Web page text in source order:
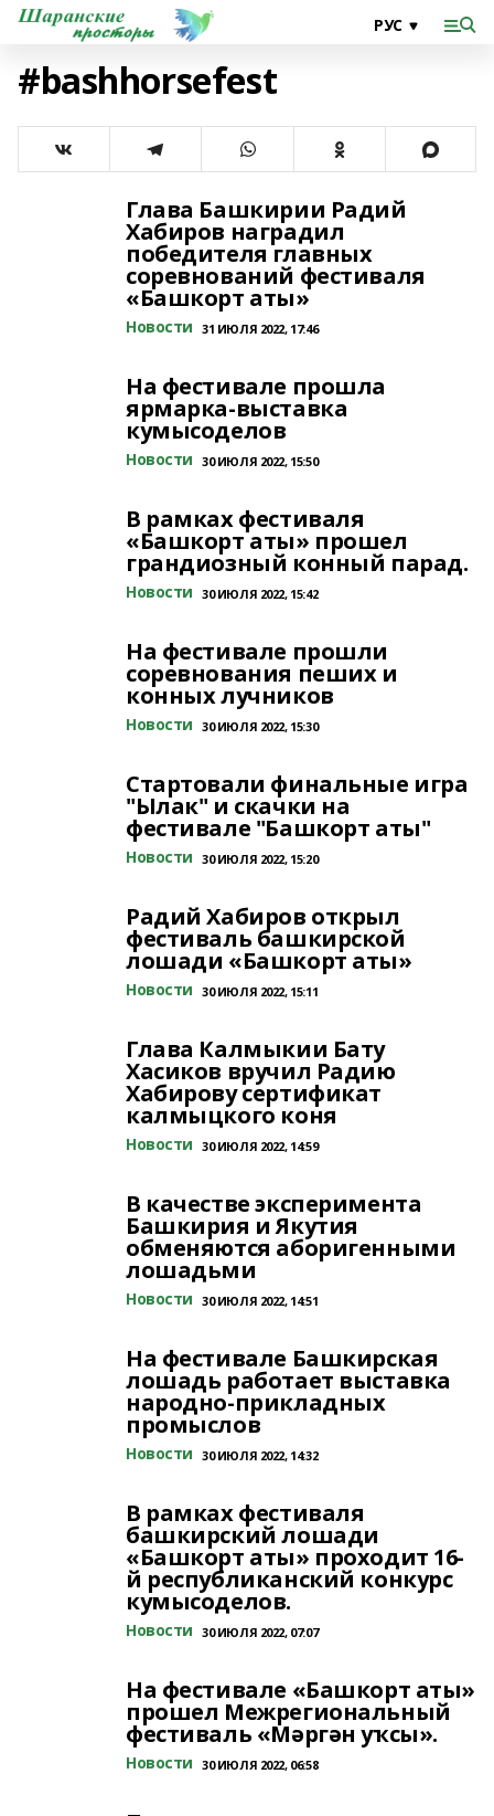
#bashhorsefest
Глава Башкирии Радий
Хабиров наградил
победителя главных
соревнований фестиваля
«Башкорт аты»
Новости 31 ИЮЛЯ 2022, 17:46
На фестивале прошла
ярмарка-выставка
кумысоделов
Новости 30 ИЮЛЯ 2022, 15:50
В рамках фестиваля
«Башкорт аты» прошел
грандиозный конный парад.
Новости 30 ИЮЛЯ 2022, 15:42
На фестивале прошли
соревнования пеших и
конных лучников
Новости 30 ИЮЛЯ 2022, 15:30
Стартовали финальные игра
"Ылак" и скачки на
фестивале "Башкорт аты"
Новости 30 ИЮЛЯ 2022, 15:20
Радий Хабиров открыл
фестиваль башкирской
лошади «Башкорт аты»
Новости 30 ИЮЛЯ 2022, 15:11
Глава Калмыкии Бату
Хасиков вручил Радию
Хабирову сертификат
калмыцкого коня
Новости 30 ИЮЛЯ 2022, 14:59
В качестве эксперимента
Башкирия и Якутия
обменяются аборигенными
лошадьми
Новости 30 ИЮЛЯ 2022, 14:51
На фестивале Башкирская
лошадь работает выставка
народно-прикладных
промыслов
Новости 30 ИЮЛЯ 2022, 14:32
В рамках фестиваля
башкирский лошади
«Башкорт аты» проходит 16-
й республиканский конкурс
кумысоделов.
Новости 30 ИЮЛЯ 2022, 07:07
На фестивале «Башкорт аты»
прошел Межрегиональный
фестиваль «Мәргән уҡсы».
Новости 30 ИЮЛЯ 2022, 06:58